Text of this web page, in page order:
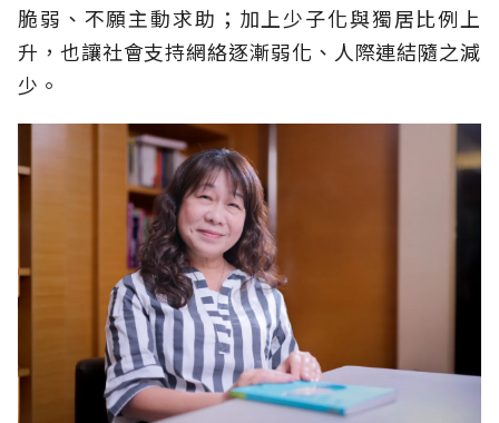
脆弱、不願主動求助；加上少子化與獨居比例上
升，也讓社會支持網絡逐漸弱化、人際連結隨之減
少。